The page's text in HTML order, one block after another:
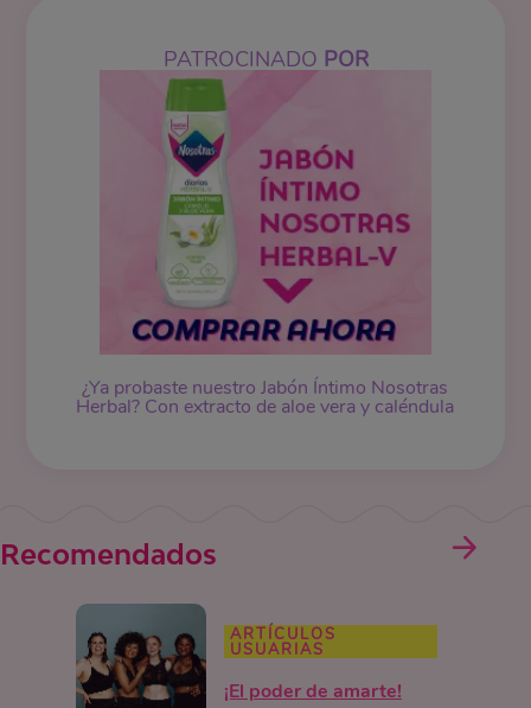
PATROCINADO POR
¿Ya probaste nuestro Jabón Íntimo Nosotras
Herbal? Con extracto de aloe vera y caléndula
Recomendados
ARTÍCULOS
USUARIAS
¡El poder de amarte!